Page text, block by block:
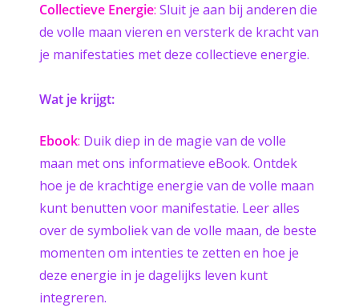
Collectieve Energie:Sluit je aan bij anderen die
de volle maan vieren en versterk de kracht van
je manifestaties met deze collectieve energie.
Wat je krijgt:
Ebook: Duik diep in de magie van de volle
maan met ons informatieve eBook. Ontdek
hoe je de krachtige energie van de volle maan
kunt benutten voor manifestatie. Leer alles
over de symboliek van de volle maan, de beste
momenten om intenties te zetten en hoe je
deze energie in je dagelijks leven kunt
integreren.